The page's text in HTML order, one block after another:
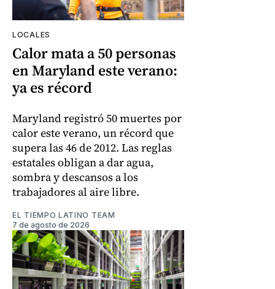
LOCALES
Calor mata a 50 personas
en Maryland este verano:
ya es récord
Maryland registró 50 muertes por
calor este verano, un récord que
supera las 46 de 2012. Las reglas
estatales obligan a dar agua,
sombra y descansos a los
trabajadores al aire libre.
EL TIEMPO LATINO TEAM
7 de agosto de 2026